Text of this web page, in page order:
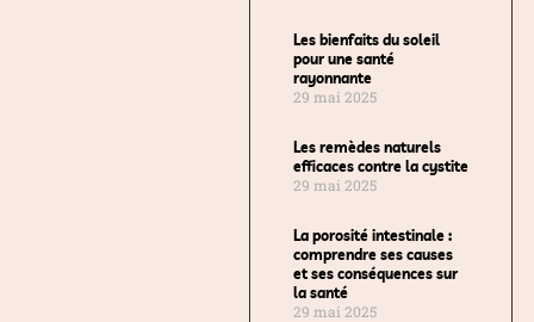
Les bienfaits du soleil
pour une santé
rayonnante
29 mai 2025
Les remèdes naturels
efficaces contre la cystite
29 mai 2025
La porosité intestinale :
comprendre ses causes
et ses conséquences sur
la santé
29 mai 2025